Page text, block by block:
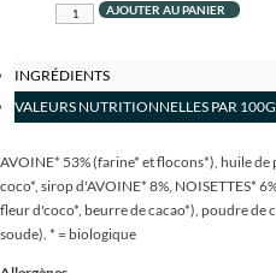
quantité
Biscuits
avoine
noisettes
cacao
175g
AJOUTER AU PANIER
INGRÉDIENTS
VALEURS NUTRITIONNELLES PAR 100G
AVOINE* 53% (farine* et flocons*), huile
coco*, sirop d'AVOINE* 8%, NOISETTES*
fleur d'coco*, beurre de cacao*), poudre de
soude). * = biologique